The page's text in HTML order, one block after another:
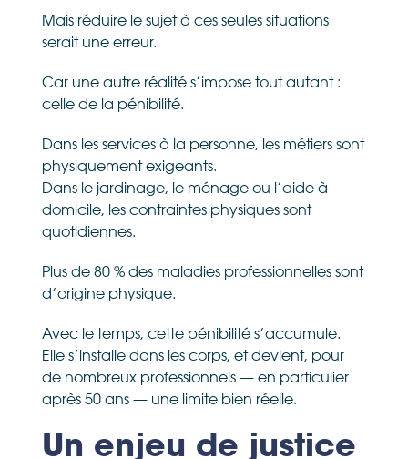
Mais réduire le sujet à ces seules situations
serait une erreur.
Car une autre réalité s’impose tout autant :
celle de la pénibilité.
Dans les services à la personne, les métiers sont
physiquement exigeants.
Dans le jardinage, le ménage ou l’aide à
domicile, les contraintes physiques sont
quotidiennes.
Plus de 80 % des maladies professionnelles sont
d’origine physique.
Avec le temps, cette pénibilité s’accumule.
Elle s’installe dans les corps, et devient, pour
de nombreux professionnels — en particulier
après 50 ans — une limite bien réelle.
Un enjeu de justice